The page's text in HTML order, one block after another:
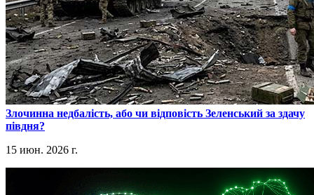
​Злочинна недбалість, або чи відповість Зеленський за здачу
півдня?
15 июн. 2026 г.